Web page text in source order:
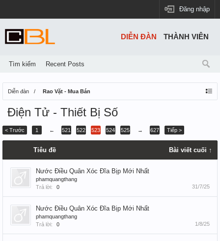
Đăng nhập
Diễn đàn Rao Vặt - Mua Bán
Điện Tử - Thiết Bị Số
< Trước 1 ← 521 522 523 524 525 → 627 Tiếp >
Tiêu đề Bài viết cuối ↑
Nước Điều Quân Xóc Đĩa Bịp Mới Nhất
phamquangthang
Trả lời:
0 31/7/25
Nước Điều Quân Xóc Đĩa Bịp Mới Nhất
phamquangthang
Trả lời:
0 1/8/25
DIỄN ĐÀN
Tìm kiếm Recent Posts
THÀNH VIÊN